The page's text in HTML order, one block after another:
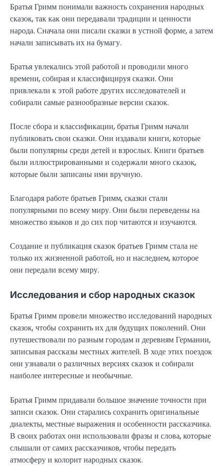
Братья Гримм понимали важность сохранения народных
сказок, так как они передавали традиции и ценности
народа. Сначала они писали сказки в устной форме, а затем
начали записывать их на бумагу.
Братья увлекались этой работой и проводили много
времени, собирая и классифицируя сказки. Они
привлекали к этой работе других исследователей и
собирали самые разнообразные версии сказок.
После сбора и классификации, братья Гримм начали
публиковать свои сказки. Они издавали книги, которые
были популярны среди детей и взрослых. Книги братьев
были иллюстрированными и содержали много сказок,
которые были записаны ими вручную.
Благодаря работе братьев Гримм, сказки стали
популярными по всему миру. Они были переведены на
множество языков и до сих пор читаются и изучаются.
Создание и публикация сказок братьев Гримм стала не
только их жизненной работой, но и наследием, которое
они передали всему миру.
Исследования и сбор народных сказок
Братья Гримм провели множество исследований народных
сказок, чтобы сохранить их для будущих поколений. Они
путешествовали по разным городам и деревням Германии,
записывая рассказы местных жителей. В ходе этих поездок
они узнавали о различных версиях сказок и собирали
наиболее интересные и необычные.
Братья Гримм придавали большое значение точности при
записи сказок. Они старались сохранить оригинальные
диалекты, местные выражения и особенности рассказчика.
В своих работах они использовали фразы и слова, которые
слышали от самих рассказчиков, чтобы передать
атмосферу и колорит народных сказок.